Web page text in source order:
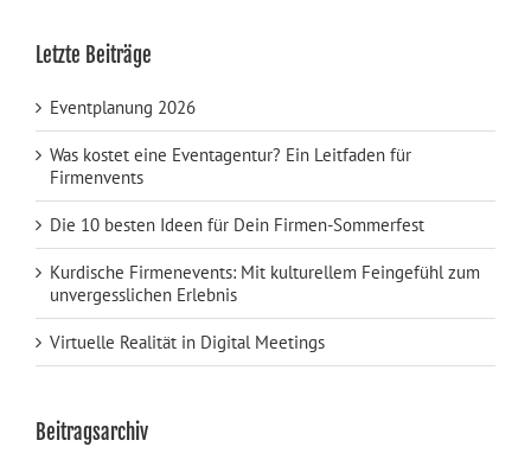
Letzte Beiträge
Eventplanung 2026
Was kostet eine Eventagentur? Ein Leitfaden für
Firmenvents
Die 10 besten Ideen für Dein Firmen-Sommerfest
Kurdische Firmenevents: Mit kulturellem Feingefühl zum
unvergesslichen Erlebnis
Virtuelle Realität in Digital Meetings
Beitragsarchiv